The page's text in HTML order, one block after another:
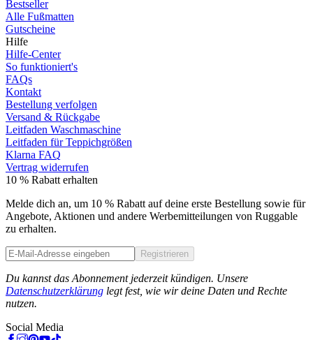
Bestseller
Alle Fußmatten
Gutscheine
Hilfe
Hilfe-Center
So funktioniert's
FAQs
Kontakt
Bestellung verfolgen
Versand & Rückgabe
Leitfaden Waschmaschine
Leitfaden für Teppichgrößen
Klarna FAQ
Vertrag widerrufen
10 % Rabatt erhalten
Melde dich an, um 10 % Rabatt auf deine erste Bestellung sowie für
Angebote, Aktionen und andere Werbemitteilungen von Ruggable
zu erhalten.
Registrieren
Du kannst das Abonnement jederzeit kündigen. Unsere
Datenschutzerklärung legt fest, wie wir deine Daten und Rechte
nutzen.
Social Media